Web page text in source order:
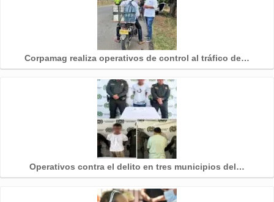
Corpamag realiza operativos de control al tráfico de…
Operativos contra el delito en tres municipios del…